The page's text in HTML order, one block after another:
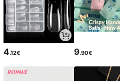
4.12€ 9.90€